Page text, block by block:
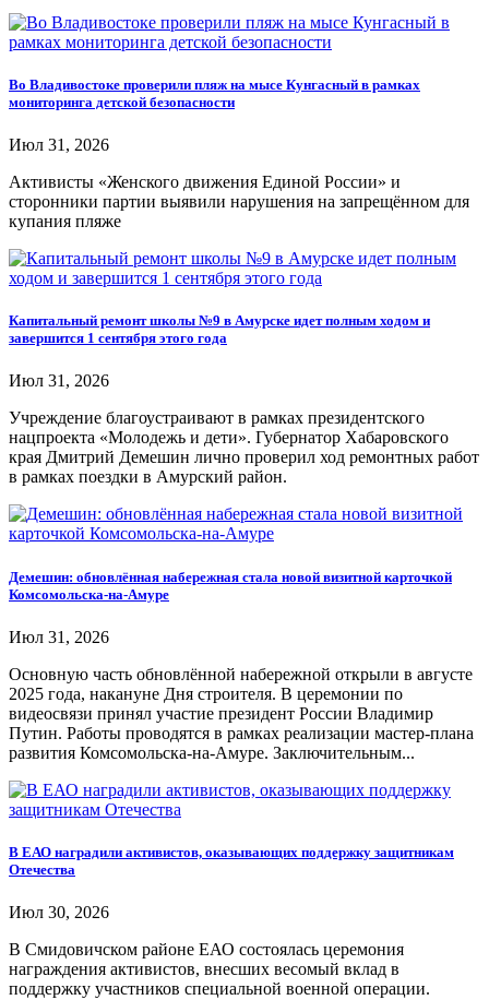
Во Владивостоке проверили пляж на мысе Кунгасный в рамках
мониторинга детской безопасности
Июл 31, 2026
Активисты «Женского движения Единой России» и
сторонники партии выявили нарушения на запрещённом для
купания пляже
Капитальный ремонт школы №9 в Амурске идет полным ходом и
завершится 1 сентября этого года
Июл 31, 2026
Учреждение благоустраивают в рамках президентского
нацпроекта «Молодежь и дети». Губернатор Хабаровского
края Дмитрий Демешин лично проверил ход ремонтных работ
в рамках поездки в Амурский район.
Демешин: обновлённая набережная стала новой визитной карточкой
Комсомольска-на-Амуре
Июл 31, 2026
Основную часть обновлённой набережной открыли в августе
2025 года, накануне Дня строителя. В церемонии по
видеосвязи принял участие президент России Владимир
Путин. Работы проводятся в рамках реализации мастер-плана
развития Комсомольска-на-Амуре. Заключительным...
В ЕАО наградили активистов, оказывающих поддержку защитникам
Отечества
Июл 30, 2026
В Смидовичском районе ЕАО состоялась церемония
награждения активистов, внесших весомый вклад в
поддержку участников специальной военной операции.